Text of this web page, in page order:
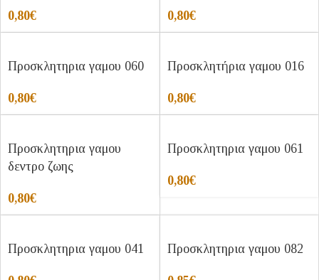
0,80€ 0,80€
Προσκλητηρια γαμου 060
0,80€
Προσκλητήρια γαμου 016
0,80€
Προσκλητηρια γαμου
δεντρο ζωης
0,80€
Προσκλητηρια γαμου 061
0,80€
Προσκλητηρια γαμου 041 Προσκλητηρια γαμου 082